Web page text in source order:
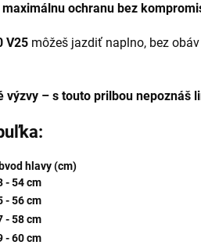
maximálnu ochranu bez
V25 môžeš jazdiť naplno, bez
výzvy – s touto prilbou nepoznáš
hlavy (cm)
- 54 cm
- 56 cm
- 58 cm
- 60 cm